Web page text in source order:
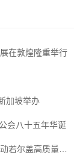
在敦煌隆重举行
加坡举办
会八十五年华诞
高质量发展新引擎